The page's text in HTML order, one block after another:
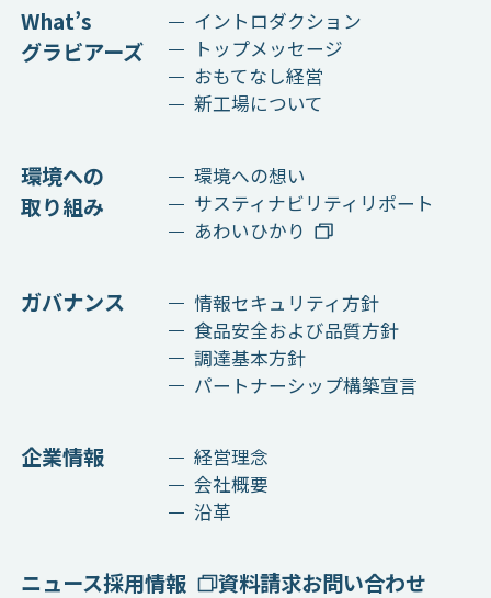
What’s
グラビアーズ
イントロダクション
トップメッセージ
おもてなし経営
新工場について
環境への
取り組み
環境への想い
サスティナビリティリポート
あわいひかり
ガバナンス
情報セキュリティ方針
食品安全および品質方針
調達基本方針
パートナーシップ構築宣言
企業情報
経営理念
会社概要
沿革
ニュース採用情報 資料請求お問い合わせ